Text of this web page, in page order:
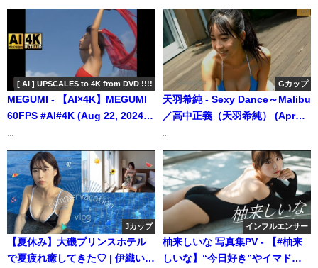
ングムービー公開 (Sep 11,
2025) | SPA!グラビアチャンネル
さんより
[ AI ] UPSCALES to 4K from DVD !!!!
MEGUMI - 【AI×4K】MEGUMI
60FPS #AI#4K (Aug 22, 2024) |
DVD !!!!さんより
Gカップ
天羽希純 - Sexy Dance～Malibu
／高中正義（天羽希純） (Apr
チューブさんより
Jカップ
【夏休み】大磯プリンスホテル
で夏疲れ癒してきた♡ | 伊織いお
インフルエンサー
柚来しいな 写真集PV - 【#柚来
しいな】“今日好き”やイマドキ